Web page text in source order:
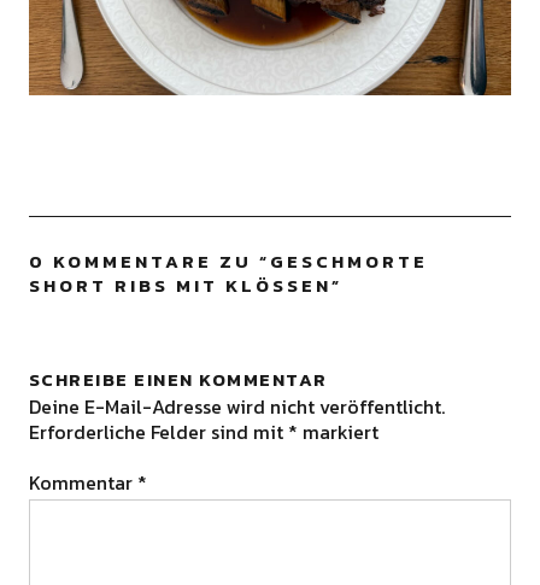
0 KOMMENTARE ZU “GESCHMORTE
SHORT RIBS MIT KLÖSSEN
”
SCHREIBE EINEN KOMMENTAR
Deine E-Mail-Adresse wird nicht veröffentlicht.
Erforderliche Felder sind mit * markiert
Kommentar *